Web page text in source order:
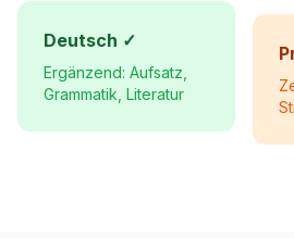
Deutsch ✓
Ergänzend: Aufsatz,
Grammatik, Literatur